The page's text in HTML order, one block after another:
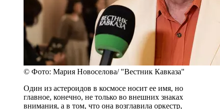
© Фото: Мария Новоселова/ "Вестник Кавказа"
Один из астероидов в космосе носит ее имя, но
главное, конечно, не только во внешних знаках
внимания, а в том, что она возглавила оркестр,